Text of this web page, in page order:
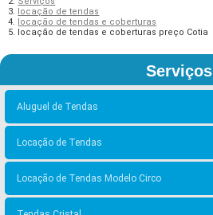
locação de tendas
locação de tendas e coberturas
locação de tendas e coberturas preço Cotia
Serviços
Aluguel de Tendas
Locação de Tendas
Locação de Tendas Modelo Circo